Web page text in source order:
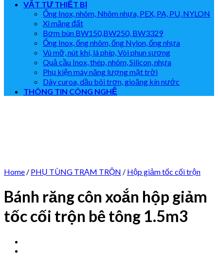
VẬT TƯ THIẾT BỊ
Ống Inox, nhôm, Nhôm nhựa, PEX, PA, PU, NYLON
Xi măng đất
Bơm bùn BW150,BW250, BW3329
Ống Inox, ống nhôm, ống Nylon, ống nhựa
Vú mỡ, nút khí, lá phíp, Vòi phun sương
Quả cầu Inox, thép, nhôm, Silicon, nhựa
Phụ kiện máy năng lượng mặt trời
Dây curoa, dầu bôi trơn, gioăng kín nước
THÔNG TIN CÔNG NGHỆ
Home / PHỤ TÙNG TRẠM TRỘN / Hộp giảm tốc cối trộn
Bánh răng côn xoắn hộp giảm
tốc cối trộn bê tông 1.5m3